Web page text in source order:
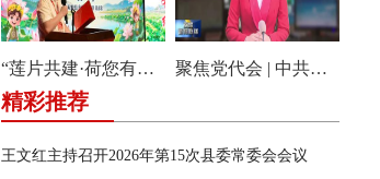
“莲片共建·荷您有约” 2026双峰·锁石花之缘第八届荷花文旅推广体验月盛大开幕 聚焦党代会 | 中共双峰县第十四届委员会举行第一次全体会议
精彩推荐
王文红主持召开2026年第15次县委常委会会议